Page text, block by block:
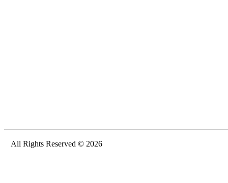
All Rights Reserved © 2026